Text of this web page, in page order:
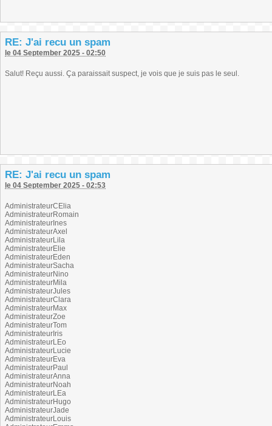
RE: J'ai recu un spam
le 04 September 2025 - 02:50
Salut! Reçu aussi. Ça paraissait suspect, je vois que je suis pas le seul.
RE: J'ai recu un spam
le 04 September 2025 - 02:53
AdministrateurCElia
AdministrateurRomain
AdministrateurInes
AdministrateurAxel
AdministrateurLila
AdministrateurElie
AdministrateurEden
AdministrateurSacha
AdministrateurNino
AdministrateurMila
AdministrateurJules
AdministrateurClara
AdministrateurMax
AdministrateurZoe
AdministrateurTom
AdministrateurIris
AdministrateurLEo
AdministrateurLucie
AdministrateurEva
AdministrateurPaul
AdministrateurAnna
AdministrateurNoah
AdministrateurLEa
AdministrateurHugo
AdministrateurJade
AdministrateurLouis